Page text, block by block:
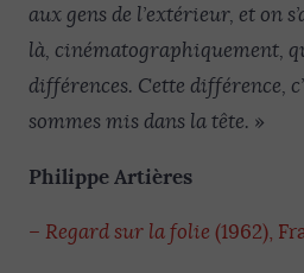
aux gens de l’extérieur, et on
là, cinématographiquement,
différences. Cette différence,
sommes mis dans la tête. »
Philippe Artières
– Regard sur la folie (1962),